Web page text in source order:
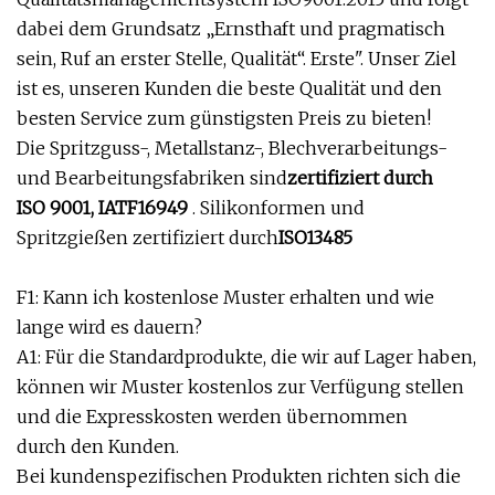
dabei dem Grundsatz „Ernsthaft und pragmatisch
sein, Ruf an erster Stelle, Qualität“. Erste". Unser Ziel
ist es, unseren Kunden die beste Qualität und den
besten Service zum günstigsten Preis zu bieten!
Die Spritzguss-, Metallstanz-, Blechverarbeitungs-
und Bearbeitungsfabriken sindzertifiziert durch
ISO 9001, IATF16949 . Silikonformen und
Spritzgießen zertifiziert durchISO13485
F1: Kann ich kostenlose Muster erhalten und wie
lange wird es dauern?
A1: Für die Standardprodukte, die wir auf Lager haben,
können wir Muster kostenlos zur Verfügung stellen
und die Expresskosten werden übernommen
durch den Kunden.
Bei kundenspezifischen Produkten richten sich die